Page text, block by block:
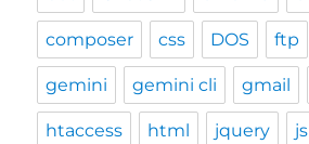
composer css DOS ftp
gemini gemini cli gmail
htaccess html jquery js